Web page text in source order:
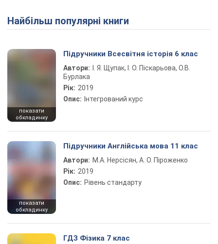
Найбільш популярні книги
показати
обкладинку
Підручники Всесвітня історія 6 клас
Автори:
І. Я. Щупак, І. О. Піскарьова, О.В.
Бурлака
Рік: 2019
Опис: Інтегрований курс
показати
обкладинку
Підручники Англійська мова 11 клас
Автори: М.А. Нерсісян, А. О. Піроженко
Рік: 2019
Опис: Рівень стандарту
ГДЗ Фізика 7 клас